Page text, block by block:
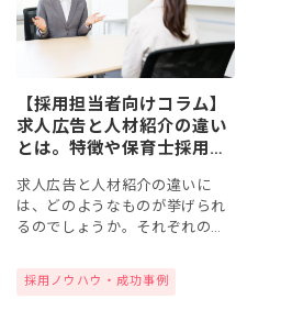
【採用担当者向けコラム】
求人広告と人材紹介の違い
とは。特徴や保育士採用に
求人広告と人材紹介の違いに
は、どのようなものが挙げられ
るのでしょうか。それぞれの特
増加や人材確保に活かせるかも
採用ノウハウ・成功事例